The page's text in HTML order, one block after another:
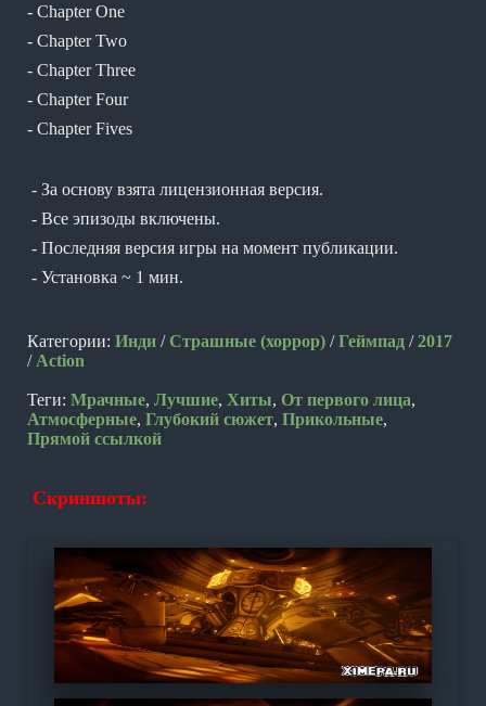
- Chapter One
- Chapter Two
- Chapter Three
- Chapter Four
- Chapter Fives
- За основу взята лицензионная версия.
- Все эпизоды включены.
- Последняя версия игры на момент публикации.
- Установка ~ 1 мин.
Категории: Инди /Страшные (хоррор) /Геймпад /2017
/ Action
Теги: Мрачные, Лучшие, Хиты, От первого лица,
Атмосферные, Глубокий сюжет, Прикольные,
Прямой ссылкой
Скриншоты: